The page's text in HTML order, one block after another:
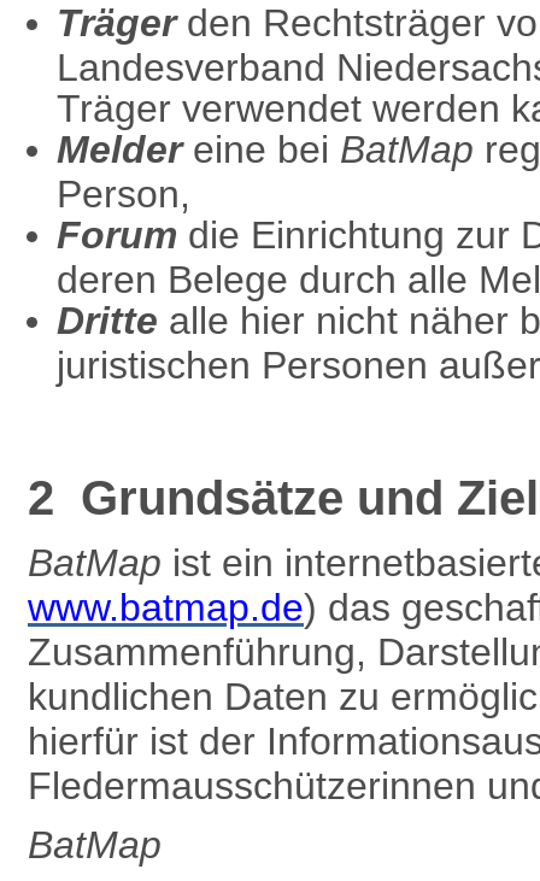
Trägerden Rechtsträger
Landesverband
Träger verwendet werden
Meldereine bei BatMap
Person,
Forum die Einrichtung zur
deren Belege durch alle
Dritte alle hier nicht näher
juristischen Personen
2 Grundsätze und
BatMap ist ein
www.batmap.de) das
Zusammenführung,
kundlichen Daten zu
hierfür ist der
Fledermausschützer­innen
BatMap